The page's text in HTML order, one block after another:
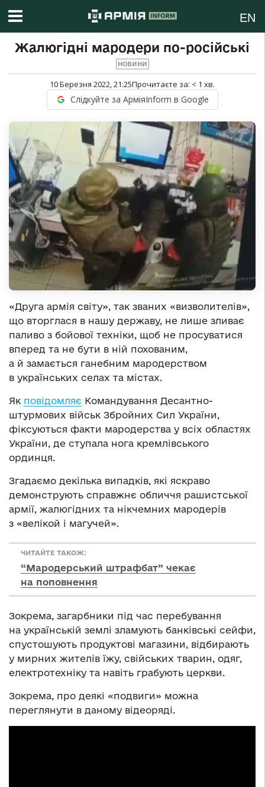
EN
Жалюгідні мародери по-російські
НОВИНИ
10 Березня 2022, 21:25Прочитаєте за: < 1 хв.
Слідкуйте за АрміяInform в Google
«Друга армія світу», так званих «визволителів»,
що вторглася в нашу державу, не лише зливає
паливо з бойової техніки, щоб не просуватися
вперед та не бути в ній похованим,
а й замається ганебним мародерством
в українських селах та містах.
Як повідомляє Командування Десантно-
штурмових військ Збройних Сил України,
фіксуються факти мародерства у всіх областях
України, де ступала нога кремлівського
ординця.
Згадаємо декілька випадків, які яскраво
демонструють справжнє обличчя рашистської
армії, жалюгідних та нікчемних мародерів
з «велікой і магучей».
ЧИТАЙТЕ ТАКОЖ:
“Мародерський штрафбат” чекає
на поповнення
Зокрема, загарбники під час перебування
на українській землі зламують банківські сейфи,
спустошують продуктові магазини, відбирають
у мирних жителів їжу, свійських тварин, одяг,
електротехніку та навіть грабують церкви.
Зокрема, про деякі «подвиги» можна
переглянути в даному відеоряді.